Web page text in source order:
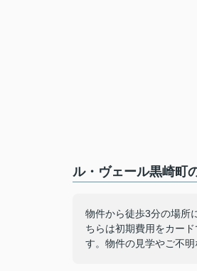
ル・ヴェール黒崎町
物件から徒歩3分の場所
ちらは初期費用をカー
す。物件の見学やご不